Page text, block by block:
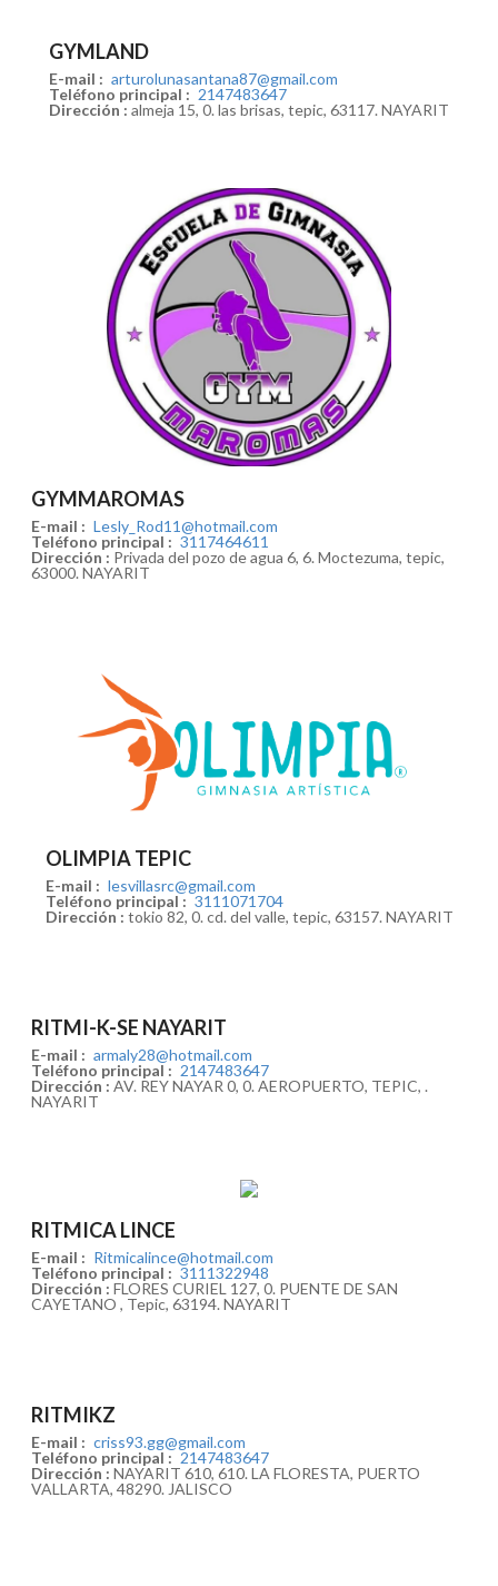
GYMLAND
E-mail : arturolunasantana87@gmail.com
Teléfono principal : 2147483647
Dirección : almeja 15, 0. las brisas, tepic, 63117. NAYARIT
GYMMAROMAS
E-mail : Lesly_Rod11@hotmail.com
Teléfono principal : 3117464611
Dirección : Privada del pozo de agua 6, 6. Moctezuma, tepic,
63000. NAYARIT
OLIMPIA TEPIC
E-mail : lesvillasrc@gmail.com
Teléfono principal : 3111071704
Dirección : tokio 82, 0. cd. del valle, tepic, 63157. NAYARIT
RITMI-K-SE NAYARIT
E-mail : armaly28@hotmail.com
Teléfono principal : 2147483647
Dirección : AV. REY NAYAR 0, 0. AEROPUERTO, TEPIC, .
NAYARIT
RITMICA LINCE
E-mail : Ritmicalince@hotmail.com
Teléfono principal : 3111322948
Dirección : FLORES CURIEL 127, 0. PUENTE DE SAN
CAYETANO , Tepic, 63194. NAYARIT
RITMIKZ
E-mail : criss93.gg@gmail.com
Teléfono principal : 2147483647
Dirección : NAYARIT 610, 610. LA FLORESTA, PUERTO
VALLARTA, 48290. JALISCO